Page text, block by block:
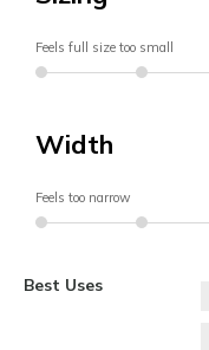
Feels full size too small
Width
Feels too narrow
Best Uses